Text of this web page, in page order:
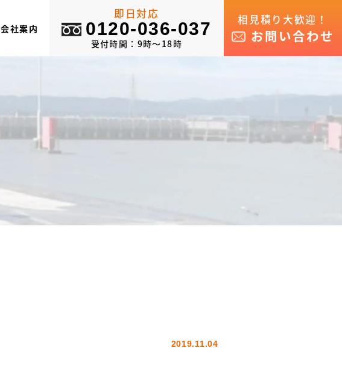
会社案内
即日対応
0120-036-037
受付時間：9時～18時
相見積り大歓迎！
お問い合わせ
2019.11.04